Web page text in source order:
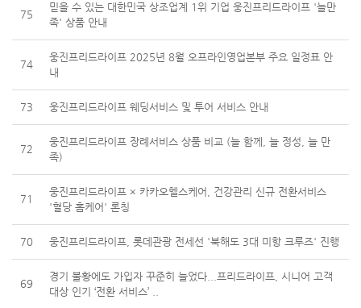
75
믿을 수 있는 대한민국 상조업계 1위 기업 웅진프리드라이프 '늘만
족' 상품 안내
74
웅진프리드라이프 2025년 8월 오프라인영업본부 주요 일정표 안
내
73 웅진프리드라이프 웨딩서비스 및 투어 서비스 안내
72
웅진프리드라이프 장례서비스 상품 비교 (늘 함께, 늘 정성, 늘 만
족)
71
웅진프리드라이프 × 카카오헬스케어, 건강관리 신규 전환서비스
'혈당 홈케어' 론칭
70 웅진프리드라이프, 롯데관광 전세선 '북해도 3대 미항 크루즈' 진행
69
경기 불황에도 가입자 꾸준히 늘었다...프리드라이프, 시니어 고객
대상 인기 ‘전환 서비스’ ..